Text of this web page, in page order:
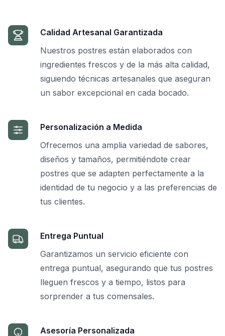
Calidad Artesanal Garantizada
Nuestros postres están elaborados con
ingredientes frescos y de la más alta calidad,
siguiendo técnicas artesanales que aseguran
un sabor excepcional en cada bocado.
Personalización a Medida
Ofrecemos una amplia variedad de sabores,
diseños y tamaños, permitiéndote crear
postres que se adapten perfectamente a la
identidad de tu negocio y a las preferencias de
tus clientes.
Entrega Puntual
Garantizamos un servicio eficiente con
entrega puntual, asegurando que tus postres
lleguen frescos y a tiempo, listos para
sorprender a tus comensales.
Asesoría Personalizada